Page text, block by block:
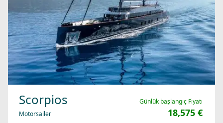
Scorpios
Motorsailer
Günlük başlangıç Fiyatı
18,575 €